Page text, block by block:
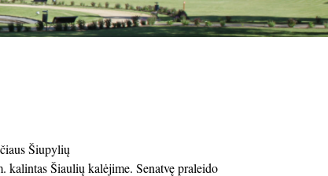
Šiupylių
kalintas Šiaulių kalėjime. Senatvę praleido